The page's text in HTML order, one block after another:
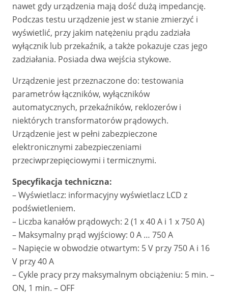
nawet gdy urządzenia mają dość dużą impedancję.
Podczas testu urządzenie jest w stanie zmierzyć i
wyświetlić, przy jakim natężeniu prądu zadziała
wyłącznik lub przekaźnik, a także pokazuje czas jego
zadziałania. Posiada dwa wejścia stykowe.
Urządzenie jest przeznaczone do: testowania
parametrów łączników, wyłączników
automatycznych, przekaźników, reklozerów i
niektórych transformatorów prądowych.
Urządzenie jest w pełni zabezpieczone
elektronicznymi zabezpieczeniami
przeciwprzepięciowymi i termicznymi.
Specyfikacja techniczna:
– Wyświetlacz: informacyjny wyświetlacz LCD z
podświetleniem.
– Liczba kanałów prądowych: 2 (1 x 40 A i 1 x 750 A)
– Maksymalny prąd wyjściowy: 0 A … 750 A
– Napięcie w obwodzie otwartym: 5 V przy 750 A i 16
V przy 40 A
– Cykle pracy przy maksymalnym obciążeniu: 5 min. –
ON, 1 min. – OFF